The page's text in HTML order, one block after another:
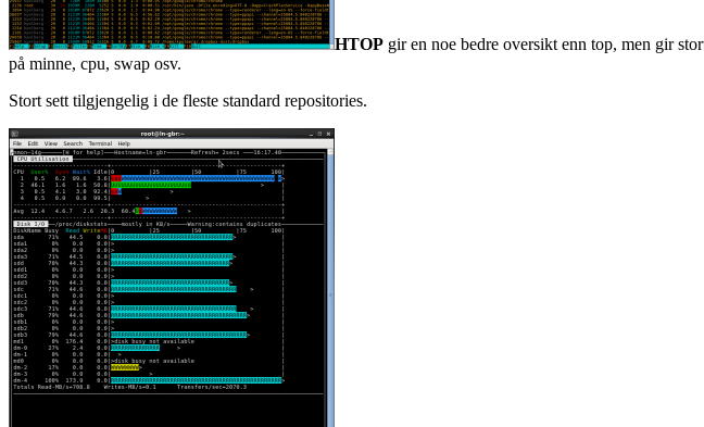
HTOP gir en noe bedre oversikt enn top, men gir
på minne, cpu, swap osv.
Stort sett tilgjengelig i de fleste standard repositories.